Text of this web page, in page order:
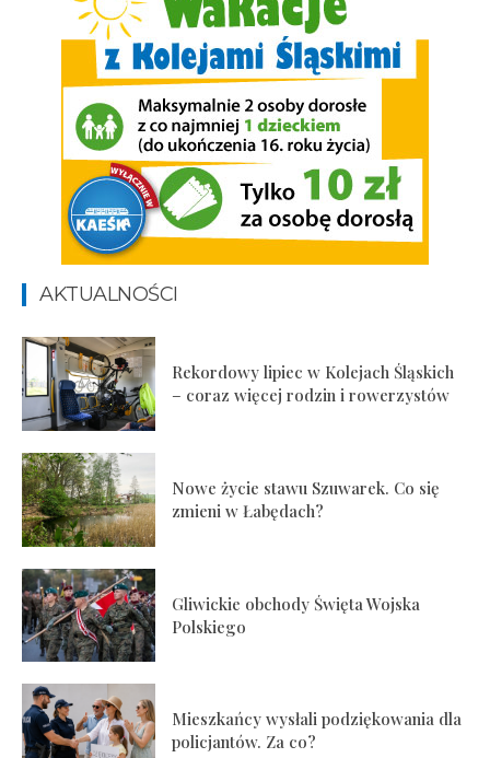
AKTUALNOŚCI
Rekordowy lipiec w Kolejach Śląskich
– coraz więcej rodzin i rowerzystów
Nowe życie stawu Szuwarek. Co się
zmieni w Łabędach?
Gliwickie obchody Święta Wojska
Polskiego
Mieszkańcy wysłali podziękowania dla
policjantów. Za co?